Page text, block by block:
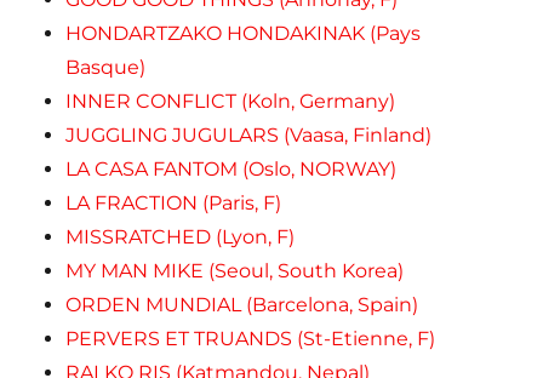
HONDARTZAKO HONDAKINAK (Pays
Basque)
INNER CONFLICT (Koln, Germany)
JUGGLING JUGULARS (Vaasa, Finland)
LA CASA FANTOM (Oslo, NORWAY)
LA FRACTION (Paris, F)
MISSRATCHED (Lyon, F)
MY MAN MIKE (Seoul, South Korea)
ORDEN MUNDIAL (Barcelona, Spain)
PERVERS ET TRUANDS (St-Etienne, F)
RAI KO RIS (Katmandou, Nepal)